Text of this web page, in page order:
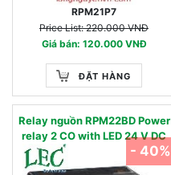
RPM21P7
Price List: 220.000 VNĐ
Giá bán: 120.000 VNĐ
ĐẶT HÀNG
Relay nguồn RPM22BD Power
relay 2 CO with LED 24 V DC
- 40%